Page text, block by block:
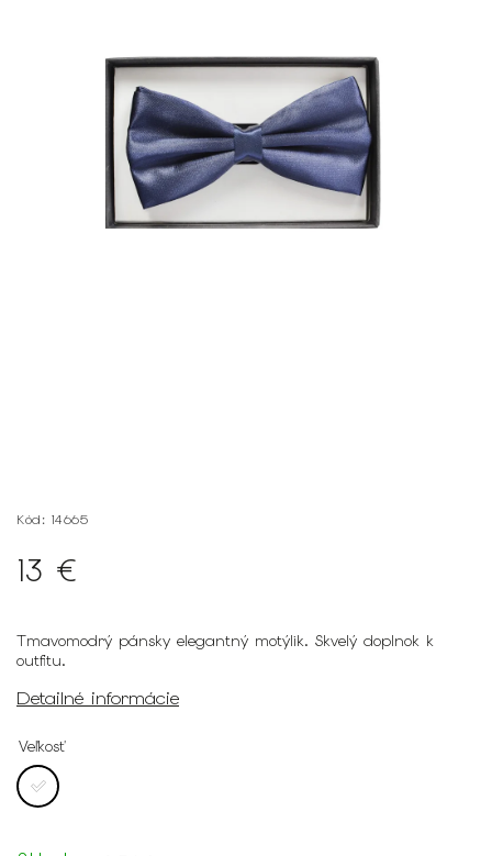
Kód: 14665
13 €
Tmavomodrý pánsky elegantný motýlik. Skvelý doplnok k
outfitu.
Detailné informácie
Veľkosť